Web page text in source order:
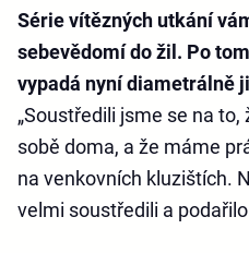
Série vítězných utkání
sebevědomí do žil. Po
vypadá nyní diametrálně
„Soustředili jsme se na
sobě doma, a že máme
na venkovních kluzištích.
velmi soustředili a